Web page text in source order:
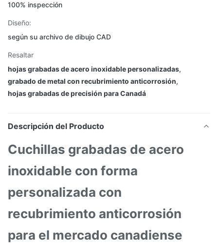
100% inspección
Diseño:
según su archivo de dibujo CAD
Resaltar
hojas grabadas de acero inoxidable personalizadas,
grabado de metal con recubrimiento anticorrosión,
hojas grabadas de precisión para Canadá
Descripción del Producto
Cuchillas grabadas de acero
inoxidable con forma
personalizada con
recubrimiento anticorrosión
para el mercado canadiense